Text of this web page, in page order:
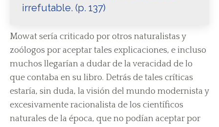
irrefutable. (p. 137)
Mowat sería criticado por otros naturalistas y
zoólogos por aceptar tales explicaciones, e incluso
muchos llegarían a dudar de la veracidad de lo
que contaba en su libro. Detrás de tales críticas
estaría, sin duda, la visión del mundo modernista y
excesivamente racionalista de los científicos
naturales de la época, que no podían aceptar por